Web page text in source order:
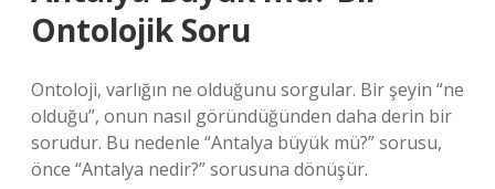
Ontolojik Soru
Ontoloji, varlığın ne olduğunu sorgular. Bir şeyin “ne
olduğu”, onun nasıl göründüğünden daha derin bir
sorudur. Bu nedenle “Antalya büyük mü?” sorusu,
önce “Antalya nedir?” sorusuna dönüşür.